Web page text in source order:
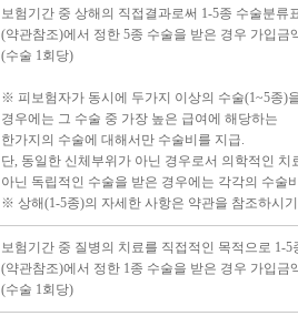
보험기간 중 상해의 직접결과로써 1-5종 수술분류
(약관참조)에서 정한 5종 수술을 받은 경우 가입금
(수술 1회당)
※ 피보험자가 동시에 두가지 이상의 수술(1~5종)
경우에는 그 수술 중 가장 높은 급여에 해당하는
한가지의 수술에 대해서만 수술비를 지급.
단, 동일한 신체부위가 아닌 경우로서 의학적인 치
아닌 독립적인 수술을 받은 경우에는 각각의 수술
※ 상해(1-5종)의 자세한 사항은 약관을 참조하시
보험기간 중 질병의 치료를 직접적인 목적으로 1-5
(약관참조)에서 정한 1종 수술을 받은 경우 가입금
(수술 1회당)